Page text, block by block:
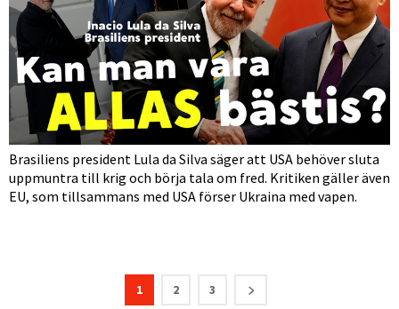
Brasiliens president Lula da Silva säger att USA behöver sluta
uppmuntra till krig och börja tala om fred. Kritiken gäller även
EU, som tillsammans med USA förser Ukraina med vapen.
1 2 3